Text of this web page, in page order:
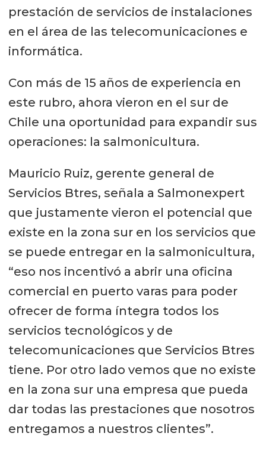
prestación de servicios de instalaciones
en el área de las telecomunicaciones e
informática.
Con más de 15 años de experiencia en
este rubro, ahora vieron en el sur de
Chile una oportunidad para expandir sus
operaciones: la salmonicultura.
Mauricio Ruiz, gerente general de
Servicios Btres, señala a Salmonexpert
que justamente vieron el potencial que
existe en la zona sur en los servicios que
se puede entregar en la salmonicultura,
“eso nos incentivó a abrir una oficina
comercial en puerto varas para poder
ofrecer de forma íntegra todos los
servicios tecnológicos y de
telecomunicaciones que Servicios Btres
tiene. Por otro lado vemos que no existe
en la zona sur una empresa que pueda
dar todas las prestaciones que nosotros
entregamos a nuestros clientes”.